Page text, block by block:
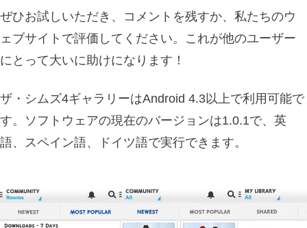
ぜひお試しいただき、コメントを残すか、私たちのウ
ェブサイトで評価してください。これが他のユーザー
にとって大いに助けになります！
ザ・シムズ4ギャラリーはAndroid 4.3以上で利用可能で
す。ソフトウェアの現在のバージョンは1.0.1で、英
語、スペイン語、ドイツ語で実行できます。